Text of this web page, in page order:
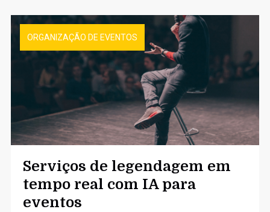
ORGANIZAÇÃO DE EVENTOS
Serviços de legendagem em
tempo real com IA para
eventos